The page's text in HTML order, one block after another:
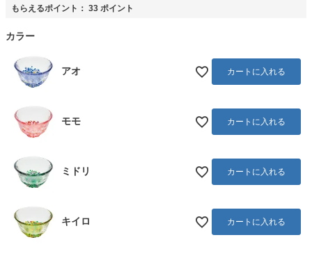
もらえるポイント： 33 ポイント
カラー
アオ カートに入れる
モモ カートに入れる
ミドリ カートに入れる
キイロ カートに入れる